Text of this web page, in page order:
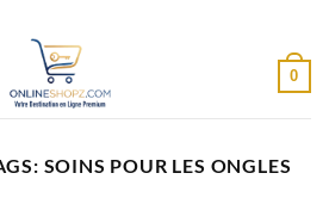
0
SOINS POUR LES ONGLES